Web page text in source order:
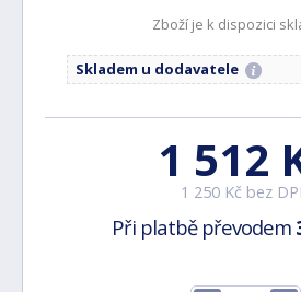
Zboží je k dispozici
Skladem u dodavatele
1 512
1 250 Kč bez
Při platbě převodem